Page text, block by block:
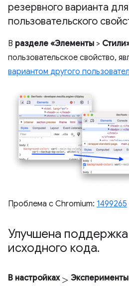
резервного варианта
пользовательского
В разделе «Элементы >
пользовательское свойство,
вариантом другого
Проблема с Chromium: 1499265
Улучшена поддержка
исходного кода.
В настройках > Эксперименты